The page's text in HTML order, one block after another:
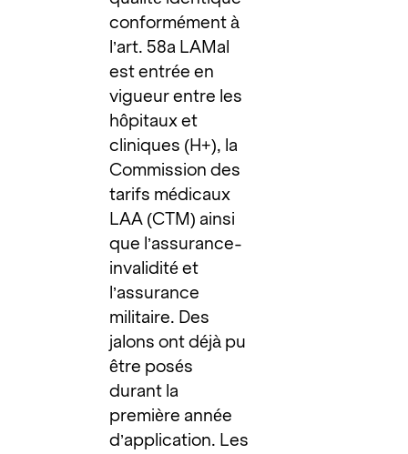
conformément à
l’art. 58a LAMal
est entrée en
vigueur entre les
hôpitaux et
cliniques (H+), la
Commission des
tarifs médicaux
LAA (CTM) ainsi
que l’assurance-
invalidité et
l’assurance
militaire. Des
jalons ont déjà pu
être posés
durant la
première année
d’application. Les